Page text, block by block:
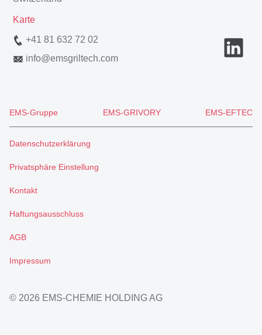
Karte
+41 81 632 72 02
info@emsgriltech.com
EMS-Gruppe EMS-GRIVORY EMS-EFTEC
Datenschutzerklärung
Privatsphäre Einstellung
Kontakt
Haftungsausschluss
AGB
Impressum
© 2026 EMS-CHEMIE HOLDING AG